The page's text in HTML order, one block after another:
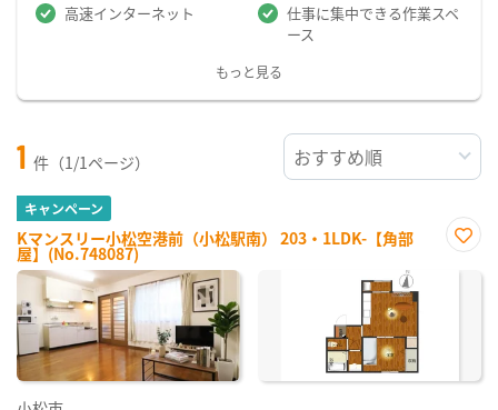
高速インターネット
仕事に集中できる作業スペ
ース
もっと見る
1 件（1/1ページ）
キャンペーン
Kマンスリー小松空港前（小松駅南） 203・1LDK-【角部
屋】(No.748087)
に入